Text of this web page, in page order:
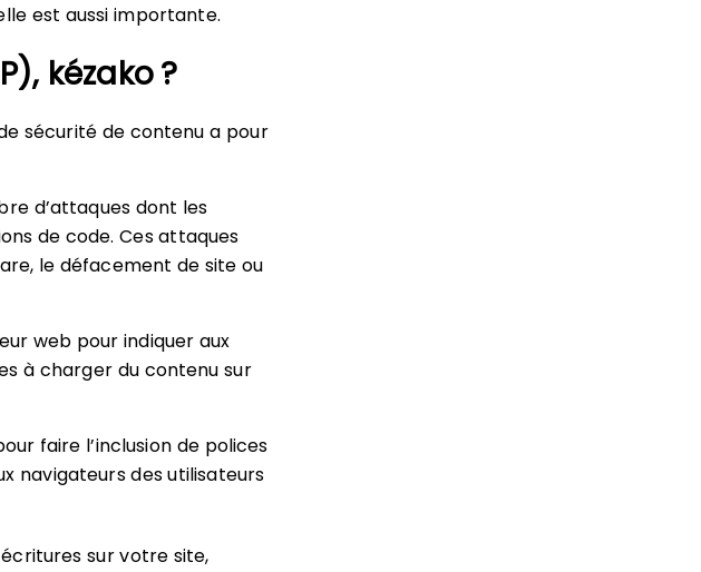
est aussi importante.
kézako ?
sécurité de contenu a pour
d’attaques dont les
de code. Ces attaques
le défacement de site ou
web pour indiquer aux
à charger du contenu sur
faire l’inclusion de polices
navigateurs des utilisateurs
sur votre site,